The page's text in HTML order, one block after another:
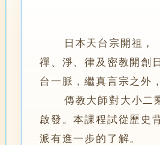
日本天台宗開祖
禪、淨、律及密教開創
台一脈，繼真言宗之外
傳教大師對大小二乘
啟發。本課程試從歷史
派有進一步的了解。